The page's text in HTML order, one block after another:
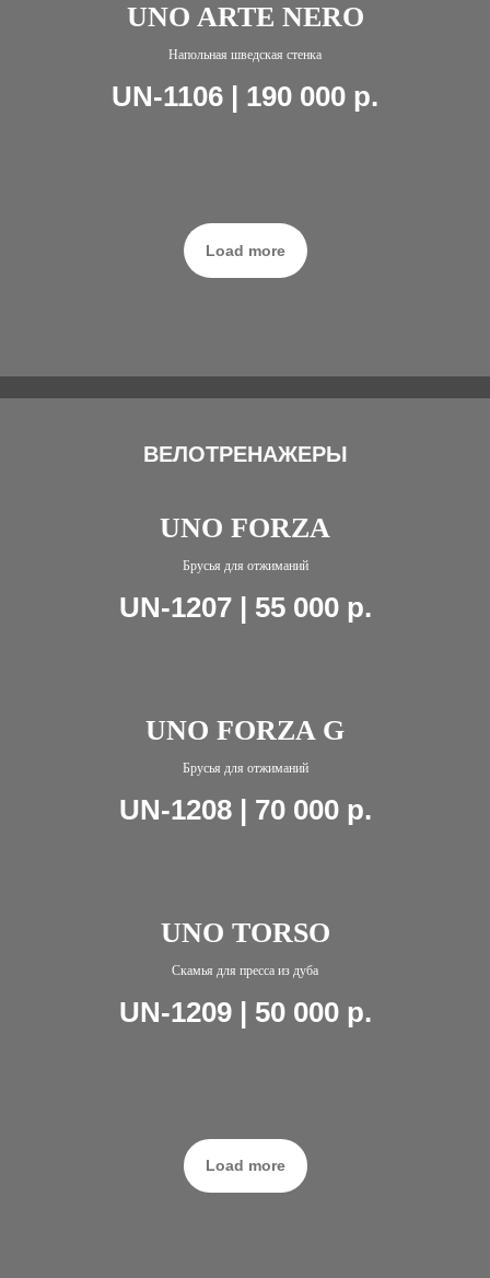
UNO ARTE NERO
Напольная шведская стенка
UN-1106 | 190 000 р.
Load more
ВЕЛОТРЕНАЖЕРЫ
UNO FORZA
Брусья для отжиманий
UN-1207 | 55 000 р.
UNO FORZA G
Брусья для отжиманий
UN-1208 | 70 000 р.
UNO TORSO
Скамья для пресса из дуба
UN-1209 | 50 000 р.
Load more